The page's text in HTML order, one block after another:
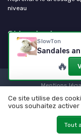
SlowTon
🔥
niveau
Chien de chasse
Mentions
Ce site utilise des
vous souhaitez activer
Tout